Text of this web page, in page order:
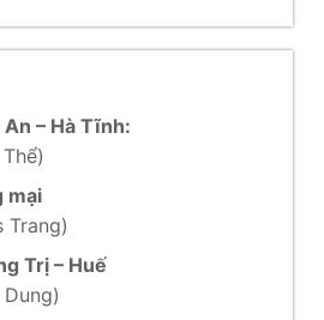
– Hà Tĩnh:
mại
Trang)
Trị – Huế